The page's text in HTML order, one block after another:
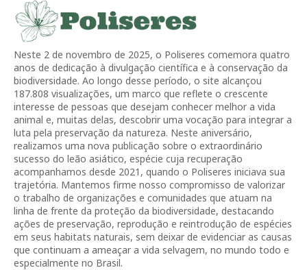
Neste 2 de novembro de 2025, o Poliseres comemora quatro
anos de dedicação à divulgação científica e à conservação da
biodiversidade. Ao longo desse período, o site alcançou
187.808 visualizações, um marco que reflete o crescente
interesse de pessoas que desejam conhecer melhor a vida
animal e, muitas delas, descobrir uma vocação para integrar a
luta pela preservação da natureza. Neste aniversário,
realizamos uma nova publicação sobre o extraordinário
sucesso do leão asiático, espécie cuja recuperação
acompanhamos desde 2021, quando o Poliseres iniciava sua
trajetória. Mantemos firme nosso compromisso de valorizar
o trabalho de organizações e comunidades que atuam na
linha de frente da proteção da biodiversidade, destacando
ações de preservação, reprodução e reintrodução de espécies
em seus habitats naturais, sem deixar de evidenciar as causas
que continuam a ameaçar a vida selvagem, no mundo todo e
especialmente no Brasil.